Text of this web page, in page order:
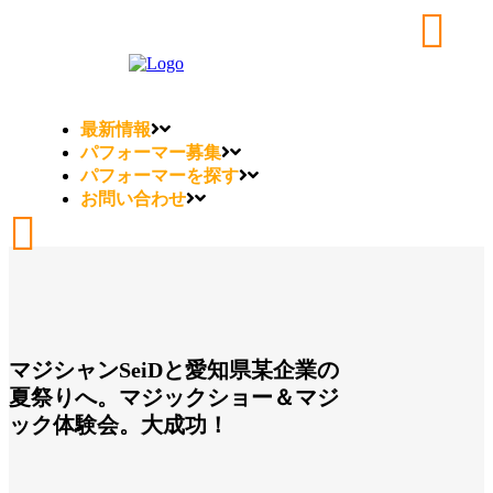
最新情報
パフォーマー募集
パフォーマーを探す
お問い合わせ
マジシャンSeiDと愛知県某企業の
夏祭りへ。マジックショー＆マジ
ック体験会。大成功！